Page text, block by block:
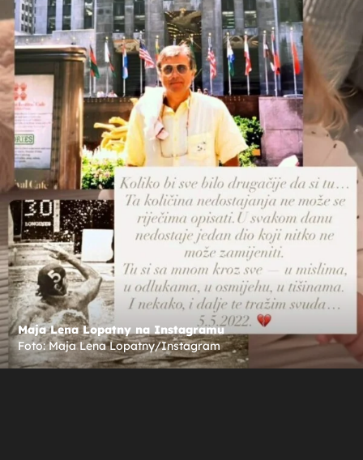
Maja Lena Lopatny na Instagramu
Foto: Maja Lena Lopatny/Instagram